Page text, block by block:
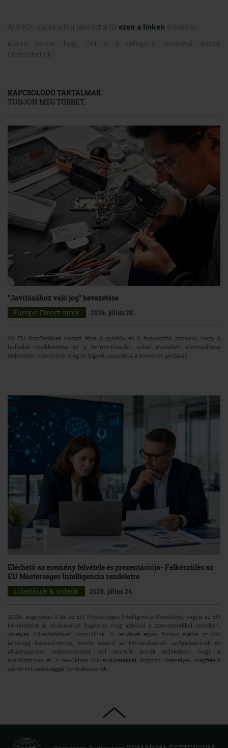
Az MKIK adatkezelési tájékoztatója ezen a linken érhető el.
Bízunk benne, hogy Önt is a delegáció résztvevői között
üdvözölhetjük!
KAPCSOLÓDÓ TARTALMAK
TUDJON MEG TÖBBET.
"Javításához való jog" bevezetése
Europe Direct hírek
2026. július 28.
Az EU ösztönzőket hozott létre a gyártók és a fogyasztók számára, hogy a
hulladék csökkentése és a fenntarthatóbb üzleti modellek előmozdítása
érdekében könnyítsék meg és tegyék vonzóbbá a termékek javítását.
Elérhető az esemény felvétele és prezentációja- Felkészülés az
EU Mesterséges Intelligencia rendeletre
Előadások & videók
2026. július 24.
2026. augusztus 3-tól az EU Mesterséges Intelligencia Rendelete, vagyis az EU
MI-rendelet új elvárásokat fogalmaz meg azokkal a szervezetekkel szemben,
amelyek MI-eszközöket használnak. A rendelet egyik fontos eleme az MI-
jártasság követelménye, amely szerint az MI-rendszerek szolgáltatóinak és
alkalmazóinak intézkedéseket kell tenniük annak érdekében, hogy a
munkatársaik és a nevükben MI-rendszerekkel dolgozó személyek megfelelő
szintű MI-jártassággal rendelkezzenek.